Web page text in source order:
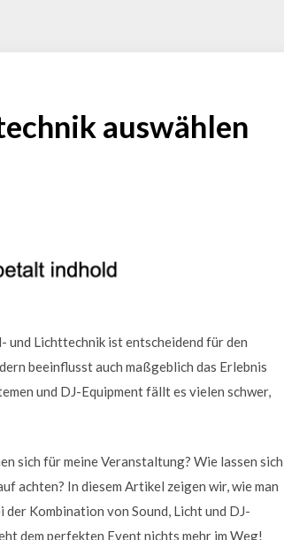
auswählen
und Lichttechnik ist entscheidend für den
beeinflusst auch maßgeblich das Erlebnis
und DJ-Equipment fällt es vielen schwer,
sich für meine Veranstaltung? Wie lassen sich
achten? In diesem Artikel zeigen wir, wie man
Kombination von Sound, Licht und DJ-
dem perfekten Event nichts mehr im Weg!